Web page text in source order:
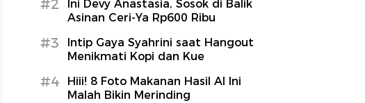
#2
Ini Devy Anastasia, Sosok di Balik
Asinan Ceri-Ya Rp600 Ribu
#3
Intip Gaya Syahrini saat Hangout
Menikmati Kopi dan Kue
#4
Hiii! 8 Foto Makanan Hasil AI Ini
Malah Bikin Merinding